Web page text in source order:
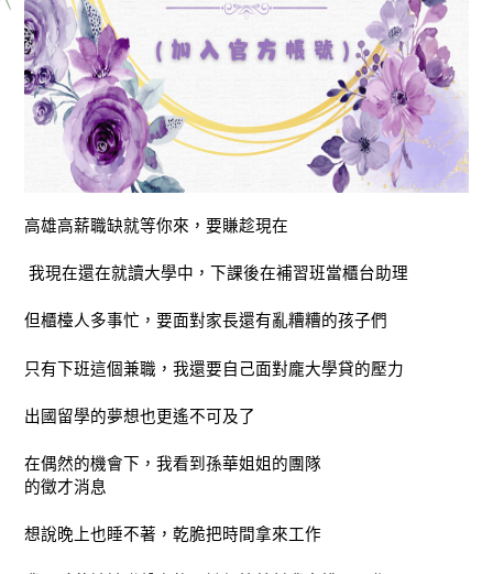
高雄高薪職缺就等你來，要賺趁現在
我現在還在就讀大學中，下課後在補習班當櫃台助理
但櫃檯人多事忙，要面對家長還有亂糟糟的孩子們
只有下班這個兼職，我還要自己面對龐大學貸的壓力
出國留學的夢想也更遙不可及了
在偶然的機會下，我看到孫華姐姐的團隊
的徵才消息
想說晚上也睡不著，乾脆把時間拿來工作